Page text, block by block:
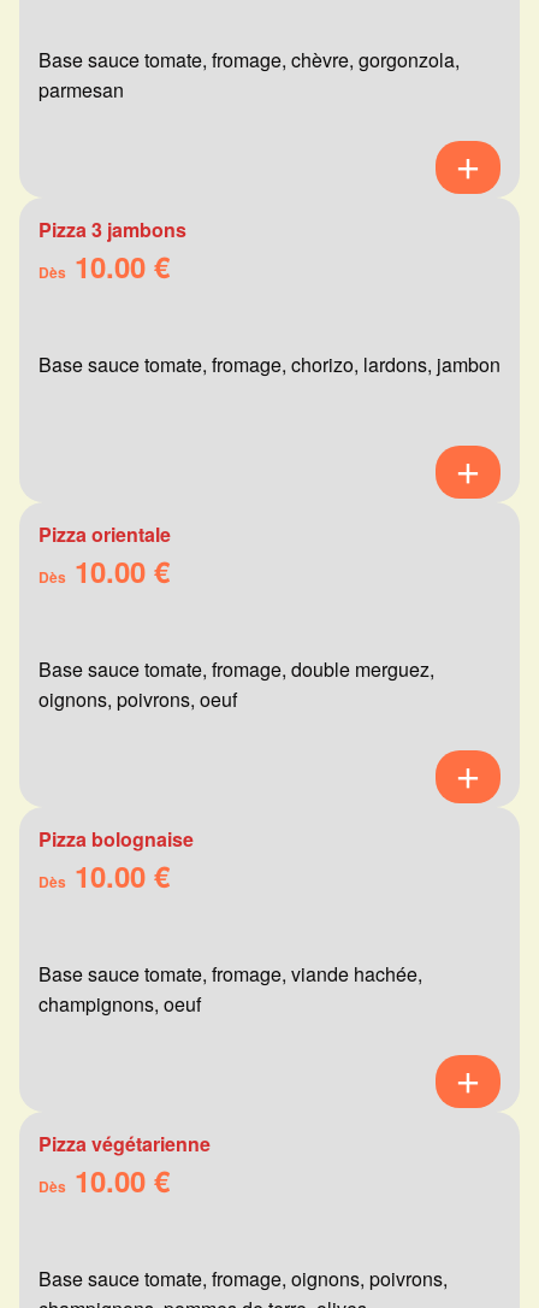
Base sauce tomate, fromage, chèvre, gorgonzola,
parmesan
Pizza 3 jambons
Dès 10.00 €
Base sauce tomate, fromage, chorizo, lardons, jambon
Pizza orientale
Dès 10.00 €
Base sauce tomate, fromage, double merguez,
oignons, poivrons, oeuf
Pizza bolognaise
Dès 10.00 €
Base sauce tomate, fromage, viande hachée,
champignons, oeuf
Pizza végétarienne
Dès 10.00 €
Base sauce tomate, fromage, oignons, poivrons,